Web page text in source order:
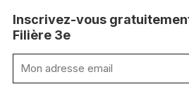
Inscrivez-vous
Filière 3e